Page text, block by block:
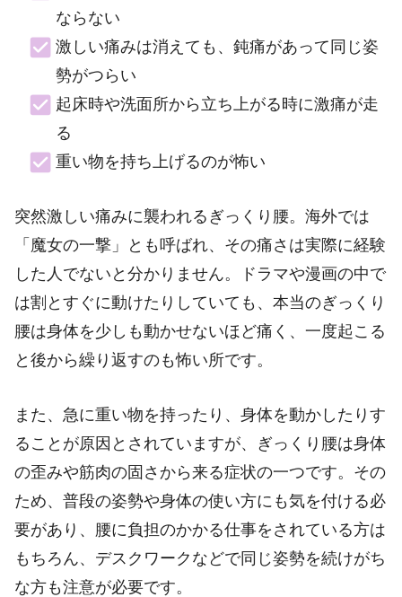
ならない
激しい痛みは消えても、鈍痛があって同じ姿
勢がつらい
起床時や洗面所から立ち上がる時に激痛が走
る
重い物を持ち上げるのが怖い
突然激しい痛みに襲われるぎっくり腰。海外では
「魔女の一撃」とも呼ばれ、その痛さは実際に経験
した人でないと分かりません。ドラマや漫画の中で
は割とすぐに動けたりしていても、本当のぎっくり
腰は身体を少しも動かせないほど痛く、一度起こる
と後から繰り返すのも怖い所です。
また、急に重い物を持ったり、身体を動かしたりす
ることが原因とされていますが、ぎっくり腰は身体
の歪みや筋肉の固さから来る症状の一つです。その
ため、普段の姿勢や身体の使い方にも気を付ける必
要があり、腰に負担のかかる仕事をされている方は
もちろん、デスクワークなどで同じ姿勢を続けがち
な方も注意が必要です。